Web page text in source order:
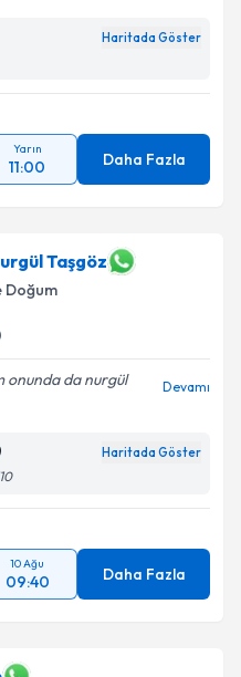
Haritada Göster
Yarın
11:00 Daha Fazla
Taşgöz
Doğum
onunda da nurgül
Devamı
Haritada Göster
10 Ağu
09:40 Daha Fazla